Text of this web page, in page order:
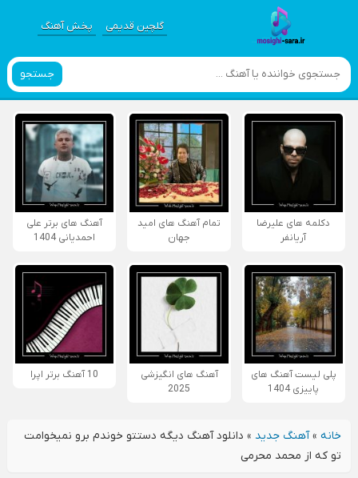
گلچین قدیمی پخش آهنگ
جستجو
دکلمه های علیرضا
آریانفر
تمام آهنگ های امید
جهان
آهنگ های برتر علی
احمدیانی 1404
پلی لیست آهنگ های
پاییزی 1404
آهنگ های انگیزشی
2025
10 آهنگ برتر اپرا
خانه»آهنگ جدید » دانلود آهنگ دیگه دستتو خوندم برو نمیخوامت
تو که از محمد محرمی